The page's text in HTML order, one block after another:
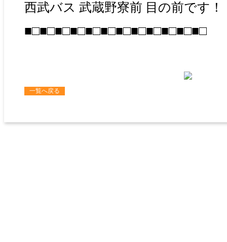
西武バス 武蔵野寮前 目の前です！
■□■□■□■□■□■□■□■□■□■□■□■□
一覧へ戻る